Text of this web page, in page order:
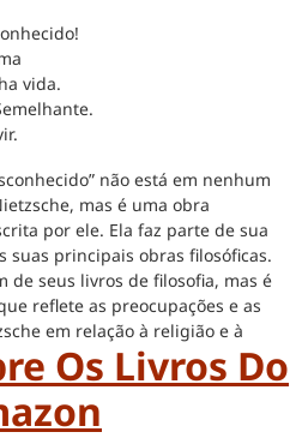
vida.
não está em nenhum
mas é uma obra
por ele. Ela faz parte de sua
principais obras filosóficas.
de seus livros de filosofia, mas é
reflete as preocupações e as
em relação à religião e à
Os Livros Do